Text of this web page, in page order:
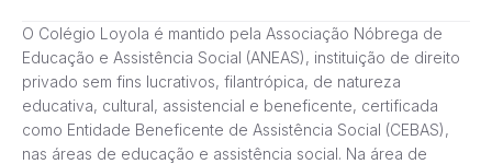
O Colégio Loyola é mantido pela Associação Nóbrega de
Educação e Assistência Social (ANEAS), instituição de direito
privado sem fins lucrativos, filantrópica, de natureza
educativa, cultural, assistencial e beneficente, certificada
como Entidade Beneficente de Assistência Social (CEBAS),
nas áreas de educação e assistência social. Na área de